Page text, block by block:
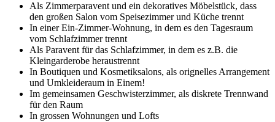
Als Zimmerparavent und ein dekoratives Möbelstück, dass
den großen Salon vom Speisezimmer und Küche trennt
In einer Ein-Zimmer-Wohnung, in dem es den Tagesraum
vom Schlafzimmer trennt
Als Paravent für das Schlafzimmer, in dem es z.B. die
Kleingarderobe heraustrennt
In Boutiquen und Kosmetiksalons, als orignelles Arrangement
und Umkleideraum in Einem!
Im gemeinsamen Geschwisterzimmer, als diskrete Trennwand
für den Raum
In grossen Wohnungen und Lofts